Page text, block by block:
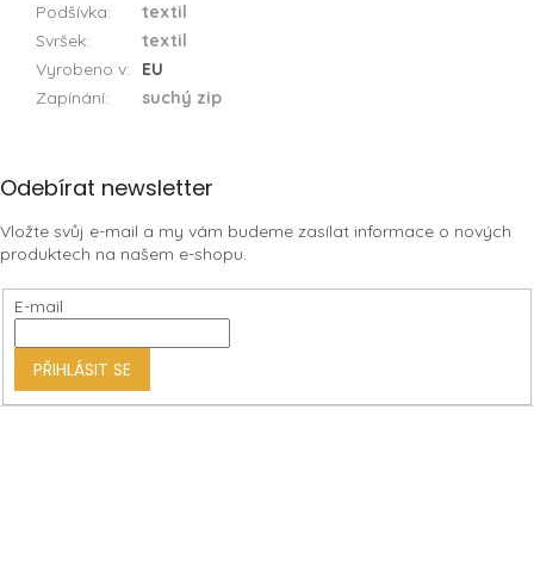
Podšívka:
textil
Svršek:
textil
Vyrobeno v:
EU
Zapínání: suchý zip
Z
p
a
t
Odebírat newsletter
Vložte svůj e-mail a my vám budeme zasílat informace o nových
produktech na našem e-shopu.
E-mail
PŘIHLÁSIT SE